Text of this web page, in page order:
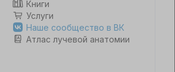
Книги
Услуги
Наше сообщество в ВК
Атлас лучевой анатомии